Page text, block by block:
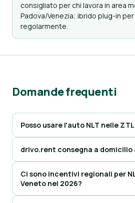
consigliato per chi lavora in area
Padova/Venezia; ibrido plug-in
regolarmente.
Domande frequenti
Posso usare l'auto NLT nelle
drivo.rent consegna a domicilio
Ci sono incentivi regionali per
Veneto nel 2026?